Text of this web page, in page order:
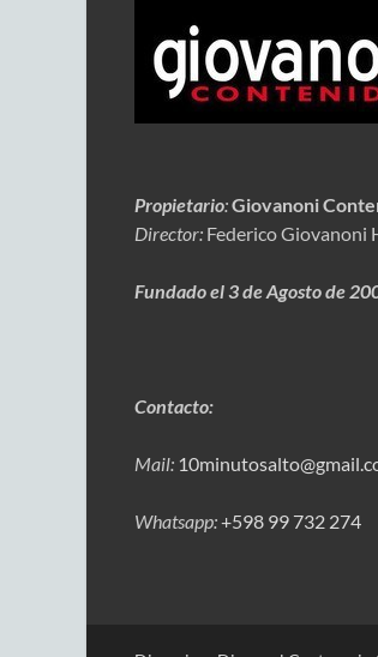
Propietario:Giovanoni
Director: Federico Giovanoni
Fundado el 3 de Agosto de
Contacto:
Mail:
Whatsapp:+598 99 732 274